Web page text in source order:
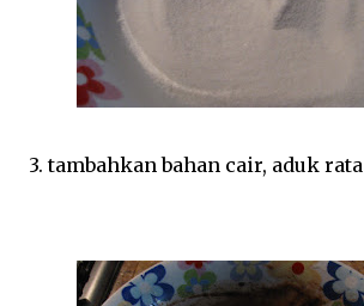
3. tambahkan bahan cair, aduk rata